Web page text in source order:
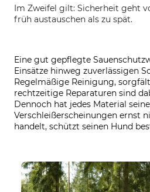
Im Zweifel gilt: Sicherheit geht
früh austauschen als zu spät.
Eine gut gepflegte
Einsätze hinweg zuverlässigen
Regelmäßige Reinigung,
rechtzeitige Reparaturen sind
Dennoch hat jedes Material
Verschleißerscheinungen ernst
handelt, schützt seinen Hund